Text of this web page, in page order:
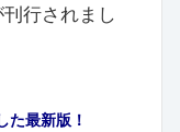
行されまし
た最新版！